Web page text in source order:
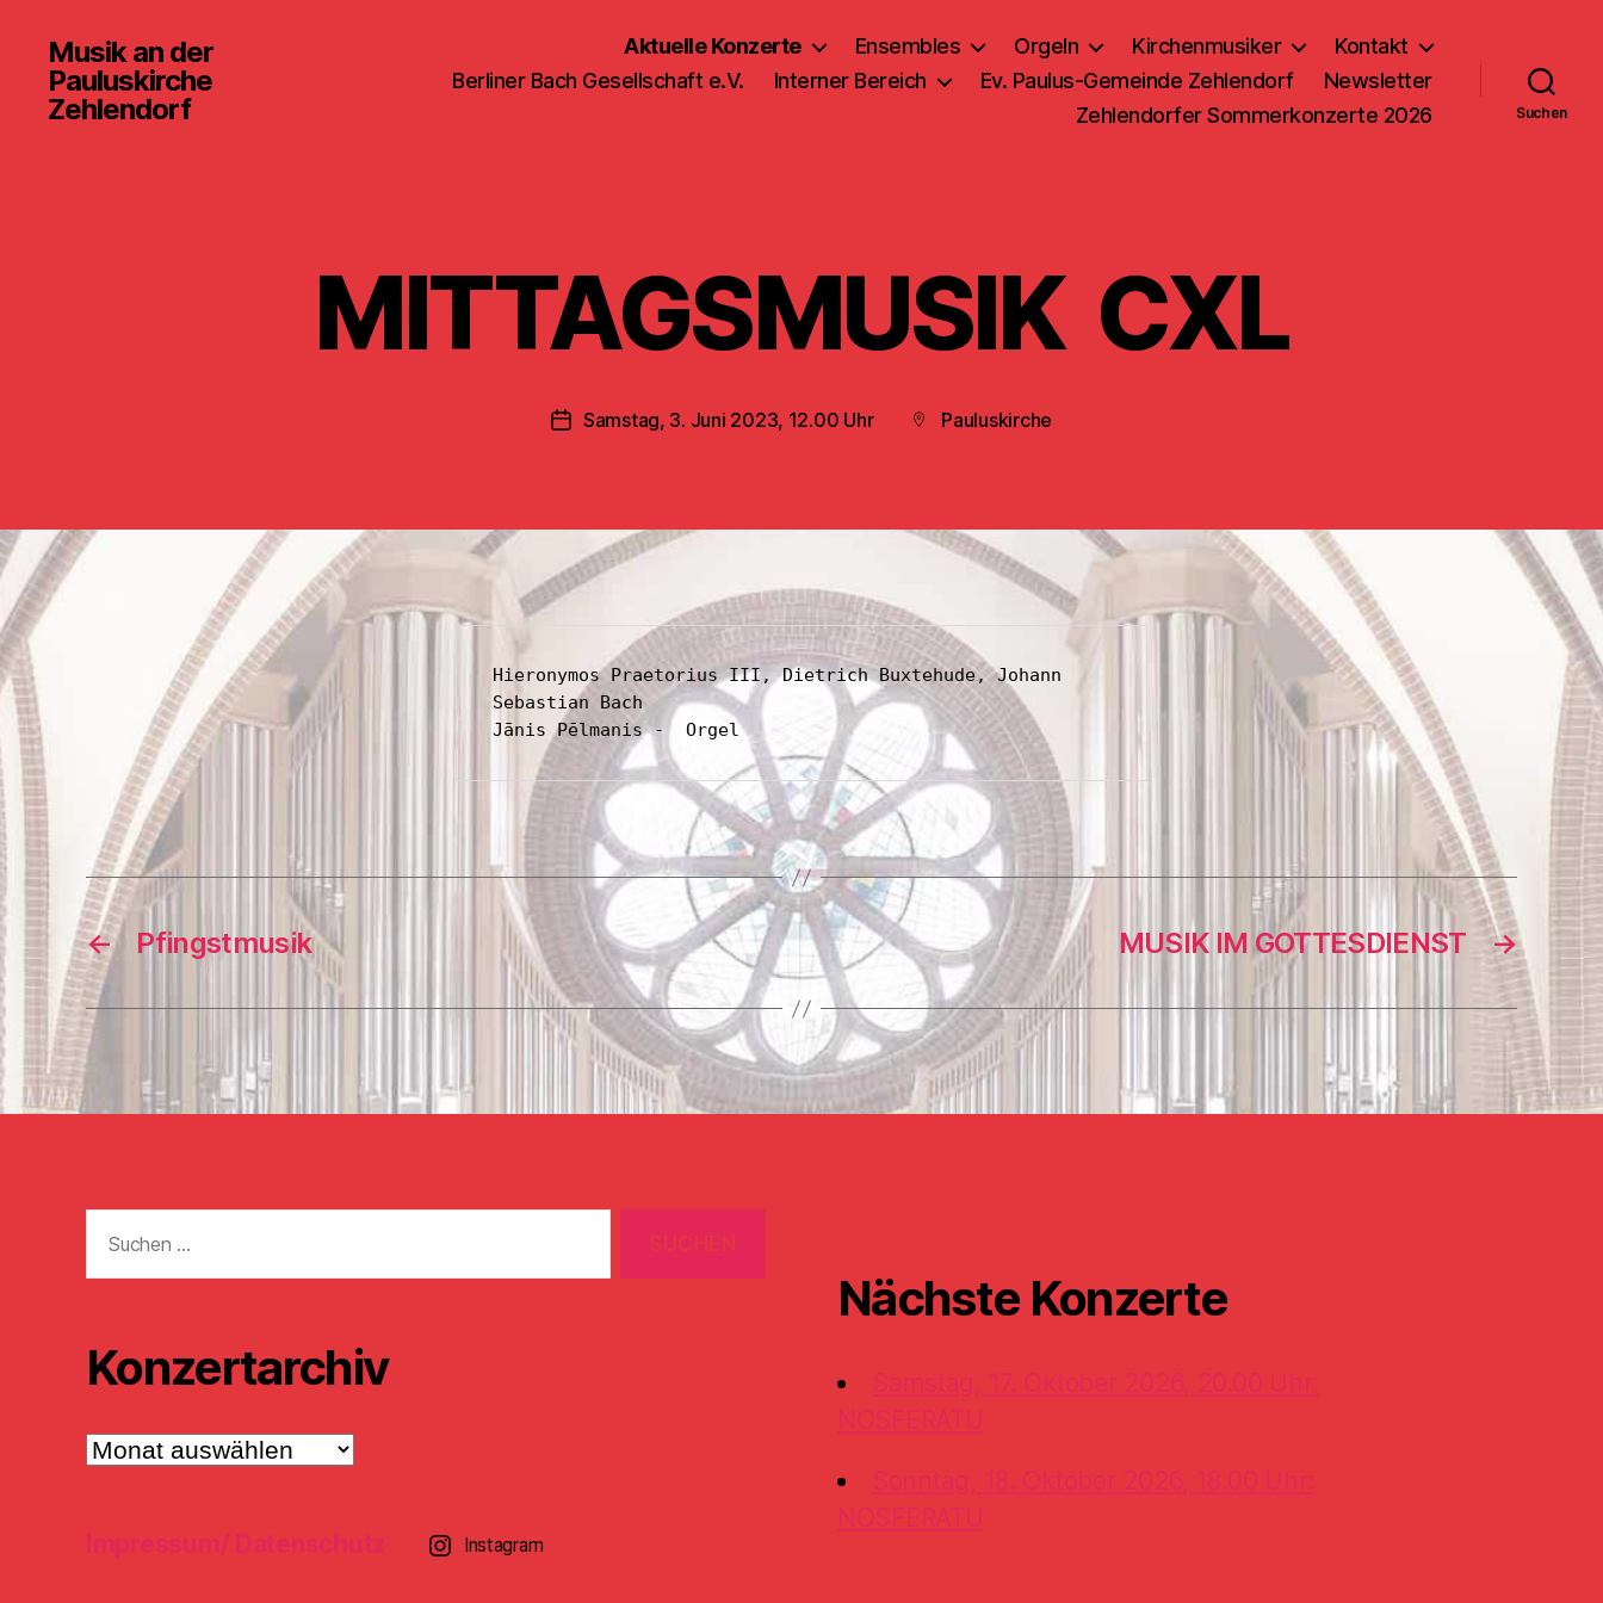
Musik an der
Pauluskirche
Zehlendorf
Aktuelle Konzerte Ensembles Orgeln Kirchenmusiker
Kontakt
Berliner Bach Gesellschaft e.V.
Interner Bereich Ev. Paulus-Gemeinde Zehlendorf
Newsletter
Zehlendorfer Sommerkonzerte 2026
Suchen
MITTAGSMUSIK CXL
Veröffentlichungsdatum
Samstag, 3. Juni 2023, 12.00 Uhr Beitragsort
Pauluskirche
Hieronymos Praetorius III, Dietrich Buxtehude, Johann
Sebastian Bach
← Pfingstmusik →
MUSIK IM GOTTESDIENST
nach:
Konzertarchiv
Konzertarchiv
Impressum/ Datenschutz Instagram
Nächste Konzerte
Samstag, 17. Oktober 2026, 20.00 Uhr:
NOSFERATU
Sonntag, 18. Oktober 2026, 18.00 Uhr:
NOSFERATU